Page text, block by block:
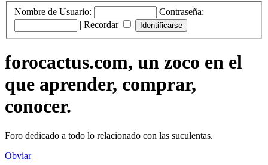
Nombre de Usuario:
Contraseña:
| Recordar
forocactus.com, un zoco en el
que aprender, comprar,
conocer.
Foro dedicado a todo lo relacionado con las suculentas.
Obviar